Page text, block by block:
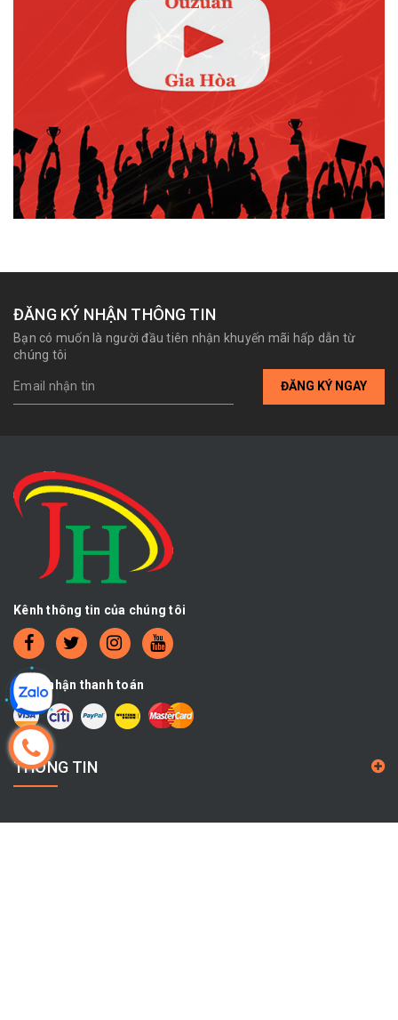
ĐĂNG KÝ NHẬN THÔNG TIN
Bạn có muốn là người đầu tiên nhận khuyến mãi hấp dẫn từ
chúng tôi
ĐĂNG KÝ NGAY
Kênh thông tin của chúng tôi
Chấp nhận thanh toán
THÔNG TIN